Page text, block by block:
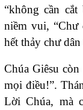
“không cần
niềm vui, “Chư
hết thảy chư
Chúa Giêsu
mọi điều!”.
Lời Chúa, mà